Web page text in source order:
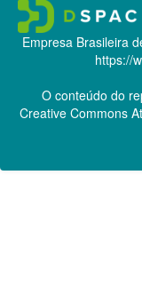
Empresa Brasileira
https://
O conteúdo do
Creative Commons